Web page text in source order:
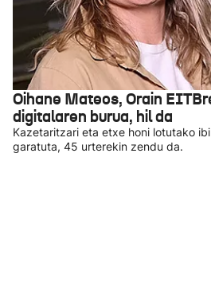
Oihane Mateos, Orain
digitalaren burua, hil da
Kazetaritzari eta etxe honi lotutako
garatuta, 45 urterekin zendu da.